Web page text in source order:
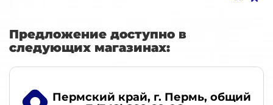
Предложение доступно в
следующих магазинах:
Пермский край, г. Пермь, общий